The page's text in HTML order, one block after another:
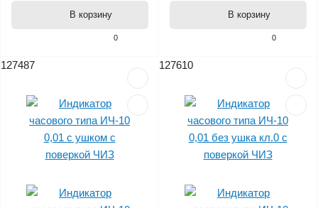
0
В корзину
0
В корзину
127487 127610